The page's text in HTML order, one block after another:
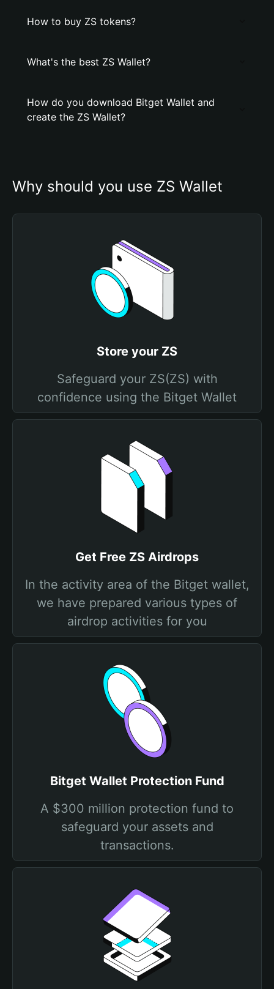
How to buy ZS tokens?
What's the best ZS Wallet?
How do you download Bitget Wallet and
create the ZS Wallet?
Why should you use ZS Wallet
Store your ZS
Safeguard your ZS(ZS) with
confidence using the Bitget Wallet
Get Free ZS Airdrops
In the activity area of the Bitget wallet,
we have prepared various types of
airdrop activities for you
Bitget Wallet Protection Fund
A $300 million protection fund to
safeguard your assets and
transactions.